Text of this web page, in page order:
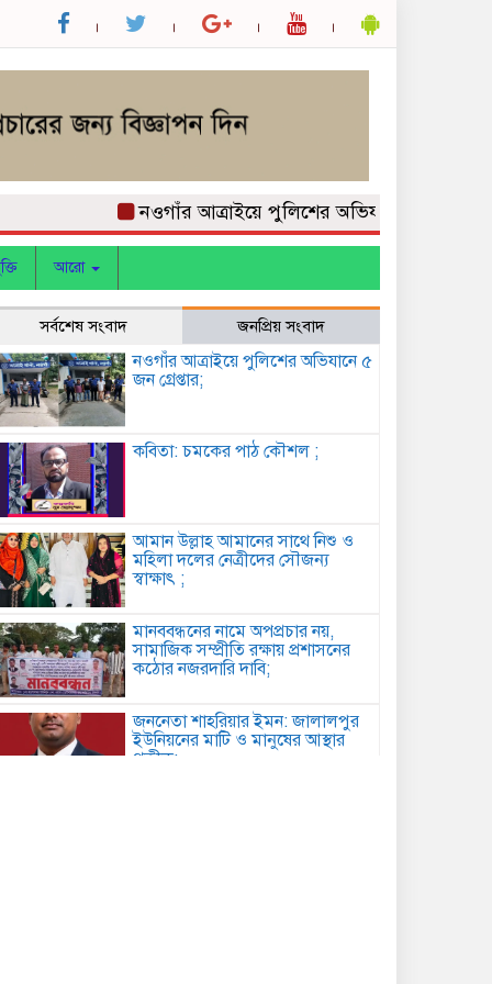
নওগাঁর আত্রাইয়ে পুলিশের অভিযানে ৫ জন গ্রেপ্তার;
আরো
সর্বশেষ সংবাদ জনপ্রিয় সংবাদ
নওগাঁর আত্রাইয়ে পুলিশের অভিযানে ৫
জন গ্রেপ্তার;
কবিতা: চমকের পাঠ কৌশল ;
আমান উল্লাহ আমানের সাথে নিশু ও
মহিলা দলের নেত্রীদের সৌজন্য
স্বাক্ষাৎ ;
মানববন্ধনের নামে অপপ্রচার নয়,
সামাজিক সম্প্রীতি রক্ষায় প্রশাসনের
কঠোর নজরদারি দাবি;
জননেতা শাহরিয়ার ইমন: জালালপুর
ইউনিয়নের মাটি ও মানুষের আস্থার
প্রতীক;